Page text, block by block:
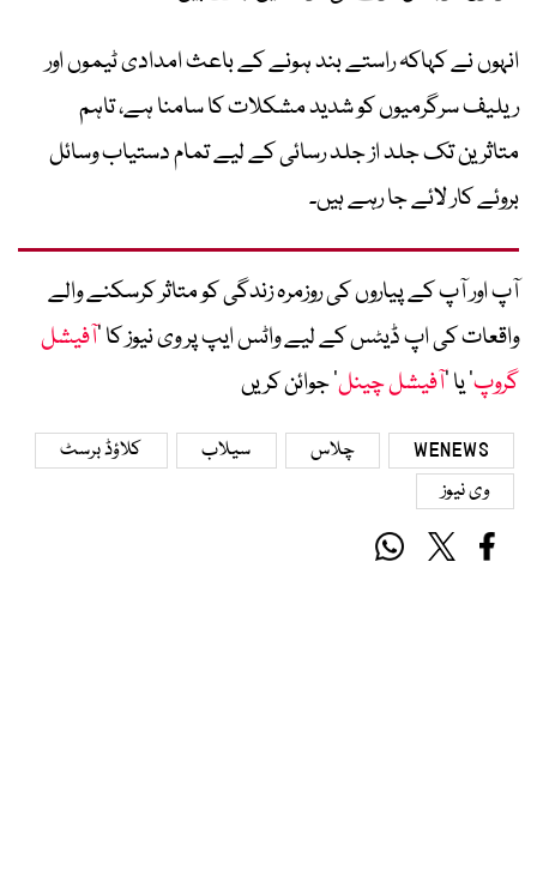
انہوں نے کہاکہ راستے بند ہونے کے باعث امدادی ٹیموں اور
ریلیف سرگرمیوں کو شدید مشکلات کا سامنا ہے، تاہم
متاثرین تک جلد از جلد رسائی کے لیے تمام دستیاب وسائل
بروئے کار لائے جا رہے ہیں۔
آپ اور آپ کے پیاروں کی روزمرہ زندگی کو متاثر کرسکنے والے
واقعات کی اپ ڈیٹس کے لیے واٹس ایپ پر وی نیوز کا ’آفیشل
گروپ‘ یا ’آفیشل چینل‘ جوائن کریں
WENEWS چلاس سیلاب
کلاؤڈ برسٹ
وی نیوز